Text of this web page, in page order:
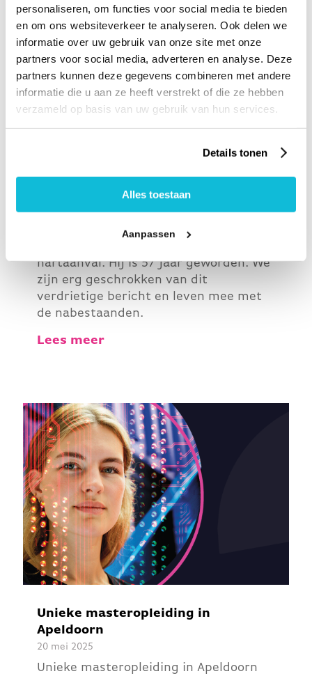
personaliseren, om functies voor social media te bieden
en om ons websiteverkeer te analyseren. Ook delen we
informatie over uw gebruik van onze site met onze
partners voor social media, adverteren en analyse. Deze
partners kunnen deze gegevens combineren met andere
informatie die u aan ze heeft verstrekt of die ze hebben
verzameld op basis van uw gebruik van hun services.
Details tonen
Alles toestaan
Aanpassen
Bestuursvoorzitter Kadaster Frank
Tierolff overleden
Frank Tierolff, bestuursvoorzitter van
het Kadaster, is op woensdag 2 juli
hartaanval. Hij is 57 jaar geworden. We
zijn erg geschrokken van dit
verdrietige bericht en leven mee met
de nabestaanden.
Lees meer
Unieke masteropleiding in
Apeldoorn
20 mei 2025
Unieke masteropleiding in Apeldoorn